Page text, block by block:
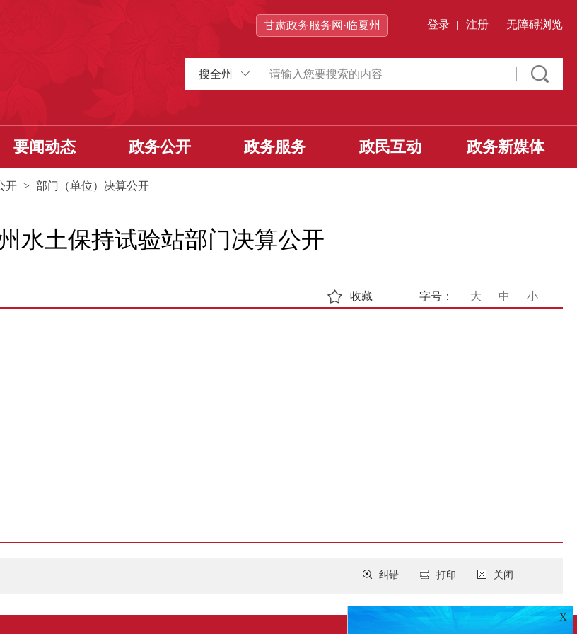
甘肃政务服务网·临夏州 登录 | 注册 无障碍浏览
搜全州
要闻动态 政务公开 政务服务 政民互动 政务新媒体
开 > 部门（单位）决算公开
水土保持试验站部门决算公开
字号： 大 中 小
收藏
关闭
打印
纠错
X